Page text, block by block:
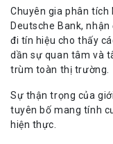
Chuyên gia phân
Deutsche Bank,
đi tín hiệu cho thấy
dần sự quan tâm và
trùm toàn thị trường.
Sự thận trọng của
tuyên bố mang tính
hiện thực.